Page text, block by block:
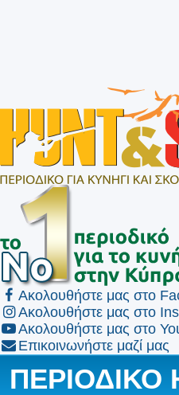
Ακολουθήστε μας στο
Ακολουθήστε μας στο
Ακολουθήστε μας στο
Επικοινωνήστε μαζί μας
ΠΕΡΙΟΔΙΚΟ